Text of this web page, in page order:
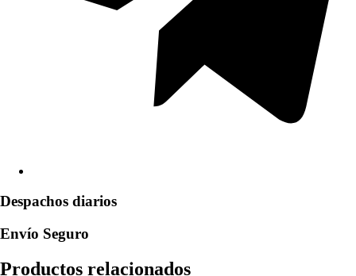
Despachos diarios
Envío Seguro
Productos relacionados